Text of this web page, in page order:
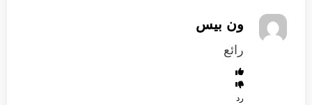
ون بيس
رائع
رد